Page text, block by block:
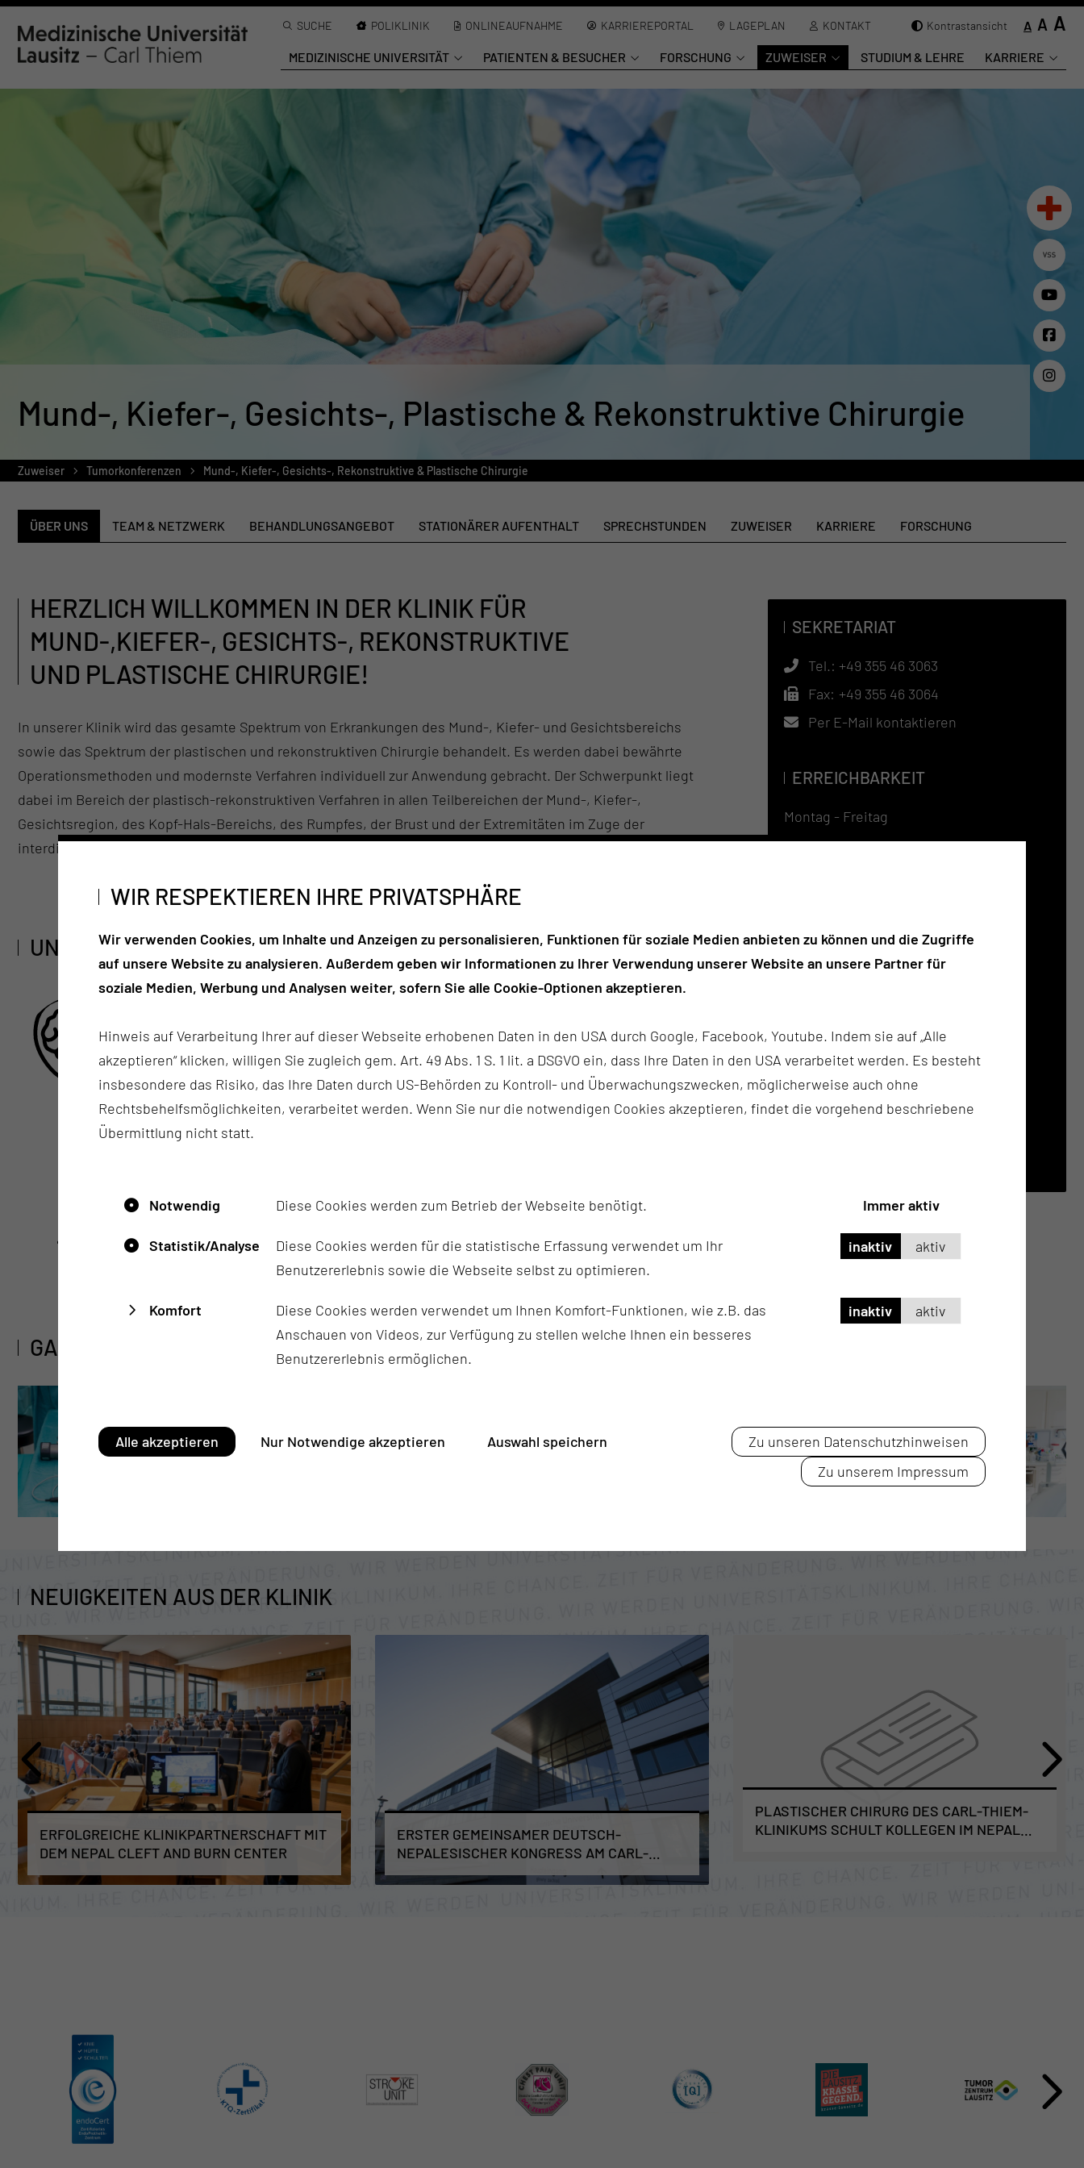
SUCHE POLIKLINIK ONLINEAUFNAHME KARRIEREPORTAL LAGEPLAN KONTAKT Kontrastansicht A A A
MEDIZINISCHE UNIVERSITÄT PATIENTEN & BESUCHER FORSCHUNG ZUWEISER STUDIUM & LEHRE KARRIERE
Mund-, Kiefer-, Gesichts-, Plastische & Rekonstruktive Chirurgie
Zuweiser Tumorkonferenzen Mund-, Kiefer-, Gesichts-, Rekonstruktive & Plastische Chirurgie
ÜBER UNS TEAM & NETZWERK BEHANDLUNGSANGEBOT STATIONÄRER AUFENTHALT SPRECHSTUNDEN ZUWEISER KARRIERE FORSCHUNG
SEKRETARIAT
Tel.: +49 355 46 3063
Fax: +49 355 46 3064
Per E-Mail kontaktieren
ERREICHBARKEIT
Montag - Freitag
08:00 - 15:00 Uhr
Tel.:+49 355 46 1665 (Anmeldung
Sprechstunde)
Fax: +49 355 46 3064
Per E-Mail kontaktieren
HERZLICH WILLKOMMEN IN DER KLINIK FÜR
MUND-,KIEFER-, GESICHTS-, REKONSTRUKTIVE
UND PLASTISCHE CHIRURGIE!
In unserer Klinik wird das gesamte Spektrum von Erkrankungen des Mund-, Kiefer- und Gesichtsbereichs
sowie das Spektrum der plastischen und rekonstruktiven Chirurgie behandelt. Es werden dabei bewährte
Operationsmethoden und modernste Verfahren individuell zur Anwendung gebracht. Der Schwerpunkt liegt
dabei im Bereich der plastisch-rekonstruktiven Verfahren in allen Teilbereichen der Mund-, Kiefer-,
Gesichtsregion, des Kopf-Hals-Bereichs, des Rumpfes, der Brust und der Extremitäten im Zuge der
interdisziplinären Kooperation, speziell mittels komplexer, mikrovaskulärer Transplantationstechniken.
UNSERE ZERTIFIZIERTEN ZENTREN
Interdisziplinäres
Schädelbasiszentrum
Kopf-Hals-Tumor-
Zentrum
Tel.:
+49 355 46 2370
Per E-Mail kontaktieren
GALERIE
NEUIGKEITEN AUS DER KLINIK
ERFOLGREICHE KLINIKPARTNERSCHAFT MIT
DEM NEPAL CLEFT AND BURN CENTER
ERSTER GEMEINSAMER DEUTSCH-
NEPALESISCHER KONGRESS AM CARL-
THIEM-KLINIKUM
PLASTISCHER CHIRURG DES CARL-THIEM-
KLINIKUMS SCHULT KOLLEGEN IM NEPAL
WIR RESPEKTIEREN IHRE PRIVATSPHÄRE
Wir verwenden Cookies, um Inhalte und Anzeigen zu personalisieren, Funktionen für soziale Medien anbieten zu können und die Zugriffe
auf unsere Website zu analysieren. Außerdem geben wir Informationen zu Ihrer Verwendung unserer Website an unsere Partner für
soziale Medien, Werbung und Analysen weiter, sofern Sie alle Cookie-Optionen akzeptieren.
Hinweis auf Verarbeitung Ihrer auf dieser Webseite erhobenen Daten in den USA durch Google, Facebook, Youtube. Indem sie auf „Alle
akzeptieren“ klicken, willigen Sie zugleich gem. Art. 49 Abs. 1 S. 1 lit. a DSGVO ein, dass Ihre Daten in den USA verarbeitet werden. Es besteht
insbesondere das Risiko, das Ihre Daten durch US-Behörden zu Kontroll- und Überwachungszwecken, möglicherweise auch ohne
Rechtsbehelfsmöglichkeiten, verarbeitet werden. Wenn Sie nur die notwendigen Cookies akzeptieren, findet die vorgehend beschriebene
Übermittlung nicht statt.
Notwendig Diese Cookies werden zum Betrieb der Webseite benötigt. Immer aktiv
Statistik/Analyse
Diese Cookies werden für die statistische Erfassung verwendet um Ihr
Benutzererlebnis sowie die Webseite selbst zu optimieren.
inaktiv aktiv
Komfort
Diese Cookies werden verwendet um Ihnen Komfort-Funktionen, wie z.B. das
Anschauen von Videos, zur Verfügung zu stellen welche Ihnen ein besseres
Benutzererlebnis ermöglichen.
inaktiv aktiv
Alle akzeptieren Nur Notwendige akzeptieren Auswahl speichern
Zu unseren Datenschutzhinweisen
Zu unserem Impressum